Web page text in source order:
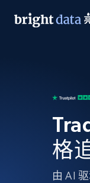
格
由 AI